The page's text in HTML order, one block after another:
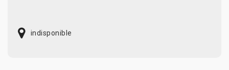
indisponible